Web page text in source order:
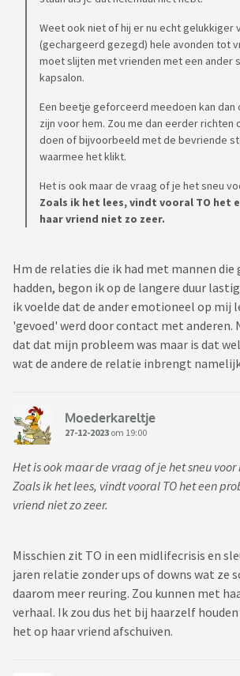
Weet ook niet of hij er nu echt gelukkiger
(gechargeerd gezegd) hele avonden tot
moet slijten met vrienden met een ander
kapsalon.
Een beetje geforceerd meedoen kan
zijn voor hem. Zou me dan eerder richten
doen of bijvoorbeeld met de bevriende
waarmee het klikt.
Het is ook maar de vraag of je het sneu
Zoals ik het lees, vindt vooral TO het
haar vriend niet zo zeer.
Hm de relaties die ik had met mannen die
hadden, begon ik op de langere duur
ik voelde dat de ander emotioneel op mij
'gevoed' werd door contact met anderen.
dat dat mijn probleem was maar is dat
wat de andere de relatie inbrengt
Moederkareltje
27-12-2023 om 19:00
Het is ook maar de vraag of je het sneu
Zoals ik het lees, vindt vooral TO het een
vriend niet zo zeer.
Misschien zit TO in een midlifecrisis en
jaren relatie zonder ups of downs wat ze
daarom meer reuring. Zou kunnen met
verhaal. Ik zou dus het bij haarzelf
het op haar vriend afschuiven.